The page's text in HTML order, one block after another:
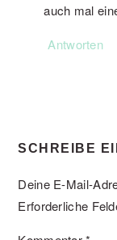
auch mal
Antworten
SCHREIBE
Deine E-Mail-
Erforderliche